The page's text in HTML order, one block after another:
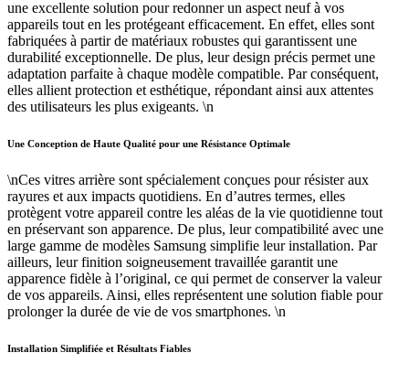
une excellente solution pour redonner un aspect neuf à vos
appareils tout en les protégeant efficacement. En effet, elles sont
fabriquées à partir de matériaux robustes qui garantissent une
durabilité exceptionnelle. De plus, leur design précis permet une
adaptation parfaite à chaque modèle compatible. Par conséquent,
elles allient protection et esthétique, répondant ainsi aux attentes
des utilisateurs les plus exigeants. \n
Une Conception de Haute Qualité pour une Résistance Optimale
\nCes vitres arrière sont spécialement conçues pour résister aux
rayures et aux impacts quotidiens. En d’autres termes, elles
protègent votre appareil contre les aléas de la vie quotidienne tout
en préservant son apparence. De plus, leur compatibilité avec une
large gamme de modèles Samsung simplifie leur installation. Par
ailleurs, leur finition soigneusement travaillée garantit une
apparence fidèle à l’original, ce qui permet de conserver la valeur
de vos appareils. Ainsi, elles représentent une solution fiable pour
prolonger la durée de vie de vos smartphones. \n
Installation Simplifiée et Résultats Fiables